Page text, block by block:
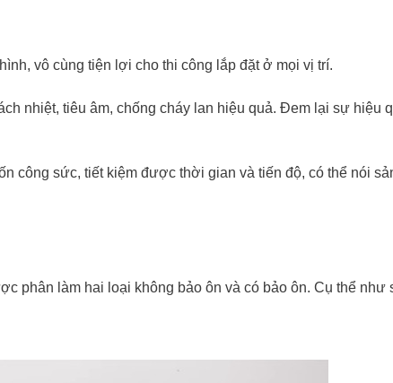
vô cùng tiện lợi cho thi công lắp đặt ở mọi vị trí.
nhiệt, tiêu âm, chống cháy lan hiệu quả. Đem lại sự hiệu
công sức, tiết kiệm được thời gian và tiến độ, có thể nói
phân làm hai loại không bảo ôn và có bảo ôn. Cụ thể như